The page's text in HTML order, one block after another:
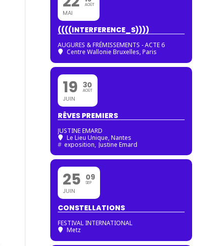
MAI
AOÛT
((((INTERFERENCE_S))))
AUGURES & FRÉMISSEMENTS - ACTE 6
Centre Wallonie Bruxelles, Paris
19
JUIN
30
AOÛT
RÊVES PREMIERS
JUSTINE EMARD
Le Lieu Unique, Nantes
# exposition, Justine Emard
25
JUIN
09
SEP
CONSTELLATIONS
FESTIVAL INTERNATIONAL
Metz